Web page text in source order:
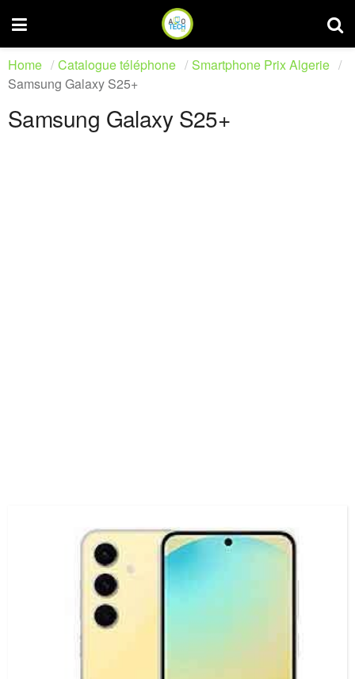
Home Catalogue téléphone
Smartphone Prix Algerie
Samsung Galaxy S25+
Samsung Galaxy S25+